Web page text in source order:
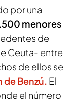
por una
menores
de
Ceuta- entre
de ellos se
de Benzú. El
el número